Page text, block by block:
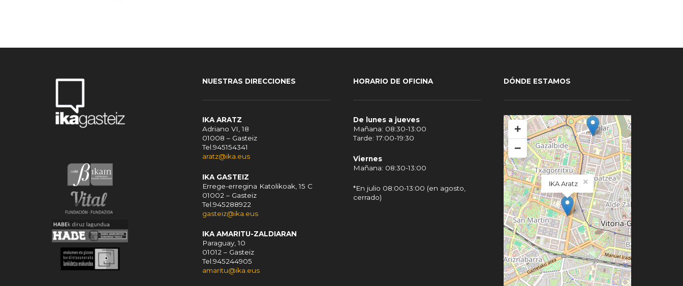
NUESTRAS DIRECCIONES
IKA ARATZ
Adriano VI, 18
01008 – Gasteiz
Tel.945154341
aratz@ika.eus
IKA GASTEIZ
Errege-erregina Katolikoak, 15 C
01002 – Gasteiz
Tel.945288922
gasteiz@ika.eus
IKA AMARITU-ZALDIARAN
Paraguay, 10
01012 – Gasteiz
Tel.945244905
amaritu@ika.eus
HORARIO DE OFICINA
De lunes a jueves
Mañana: 08:30-13:00
Tarde: 17:00-19:30
Viernes
Mañana: 08:30-13:00
*En julio 08:00-13:00 (en agosto,
cerrado)
DÓNDE ESTAMOS
IKA Aratz ×
+
−